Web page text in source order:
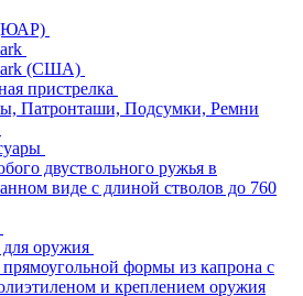
(США)
пристрелка
Патронташи, Подсумки, Ремни
двуствольного ружья в
виде с длиной стволов до 760
оружия
формы из капрона с
и креплением оружия